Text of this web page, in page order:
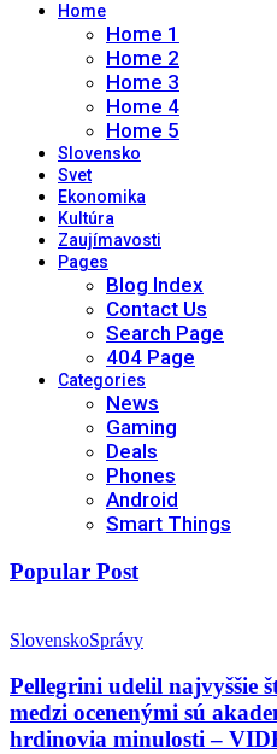
Home
Home 1
Home 2
Home 3
Home 4
Home 5
Slovensko
Svet
Ekonomika
Kultúra
Zaujímavosti
Pages
Blog Index
Contact Us
Search Page
404 Page
Categories
News
Gaming
Deals
Phones
Android
Smart Things
Popular Post
SlovenskoSprávy
Pellegrini udelil najvyššie
medzi ocenenými sú
hrdinovia minulosti –